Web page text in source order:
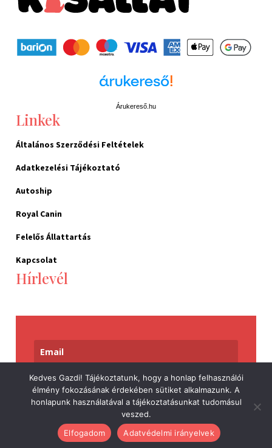
Árukereső.hu
Linkek
Általános Szerződési Feltételek
Adatkezelési Tájékoztató
Autoship
Royal Canin
Felelős Állattartás
Kapcsolat
Hírlevél
Feliratkozom
Kedves Gazdi! Tájékoztatunk, hogy a honlap felhasználói
élmény fokozásának érdekében sütiket alkalmazunk. A
honlapunk használatával a tájékoztatásunkat tudomásul
veszed.
Elfogadom
Adatvédelmi irányelvek